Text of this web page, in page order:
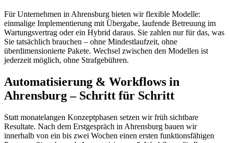
Für Unternehmen in Ahrensburg bieten wir flexible Modelle:
einmalige Implementierung mit Übergabe, laufende Betreuung im
Wartungsvertrag oder ein Hybrid daraus. Sie zahlen nur für das, was
Sie tatsächlich brauchen – ohne Mindestlaufzeit, ohne
überdimensionierte Pakete. Wechsel zwischen den Modellen ist
jederzeit möglich, ohne Strafgebühren.
Automatisierung & Workflows in
Ahrensburg – Schritt für Schritt
Statt monatelangen Konzeptphasen setzen wir früh sichtbare
Resultate. Nach dem Erstgespräch in Ahrensburg bauen wir
innerhalb von ein bis zwei Wochen einen ersten funktionsfähigen